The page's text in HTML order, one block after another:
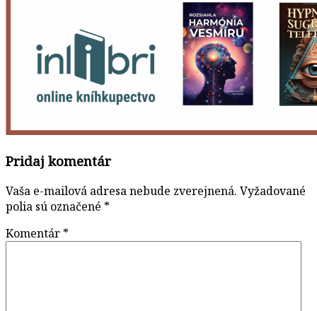
Pridaj komentár
Vaša e-mailová adresa nebude zverejnená. Vyžadované
polia sú označené *
Komentár *